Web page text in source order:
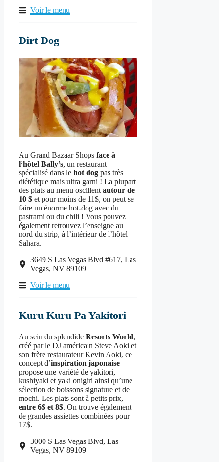
Voir le menu
Dirt Dog
Au Grand Bazaar Shops face à
l’hôtel Bally’s, un restaurant
spécialisé dans le hot dog pas très
diététique mais ultra garni ! La plupart
des plats au menu oscillent autour de
10 $ et pour moins de 11$, on peut se
faire un énorme hot-dog avec du
pastrami ou du chili ! Vous pouvez
également retrouvez l’enseigne au
nord du strip, à l’intérieur de l’hôtel
Sahara.
3649 S Las Vegas Blvd #617, Las
Vegas, NV 89109
Voir le menu
Kuru Kuru Pa Yakitori
Au sein du splendide Resorts World,
créé par le DJ américain Steve Aoki et
son frère restaurateur Kevin Aoki, ce
concept d’inspiration japonaise
propose une variété de yakitori,
kushiyaki et yaki onigiri ainsi qu’une
sélection de boissons signature et de
mochi. Les plats sont à petits prix,
entre 6$ et 8$. On trouve également
de grandes assiettes combinées pour
17$.
3000 S Las Vegas Blvd, Las
Vegas, NV 89109